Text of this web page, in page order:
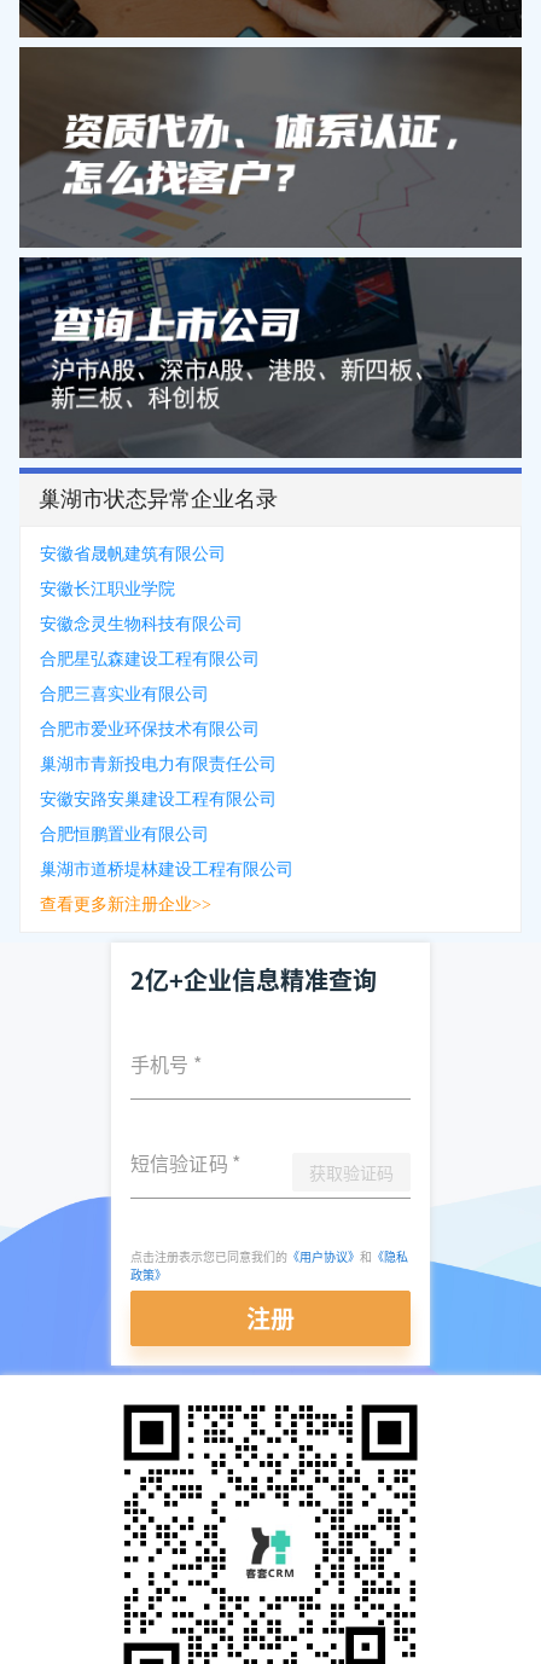
巢湖市状态异常企业名录
安徽省晟帆建筑有限公司
安徽长江职业学院
安徽念灵生物科技有限公司
合肥星弘森建设工程有限公司
合肥三喜实业有限公司
合肥市爱业环保技术有限公司
巢湖市青新投电力有限责任公司
安徽安路安巢建设工程有限公司
合肥恒鹏置业有限公司
巢湖市道桥堤林建设工程有限公司
查看更多新注册企业>>
2亿+企业信息精准查询
手机号 *
短信验证码 * 获取验证码
点击注册表示您已同意我们的 《用户协议》 和 《隐私
政策》
注册